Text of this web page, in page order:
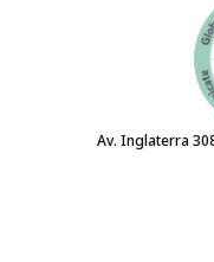
Av. Inglaterra